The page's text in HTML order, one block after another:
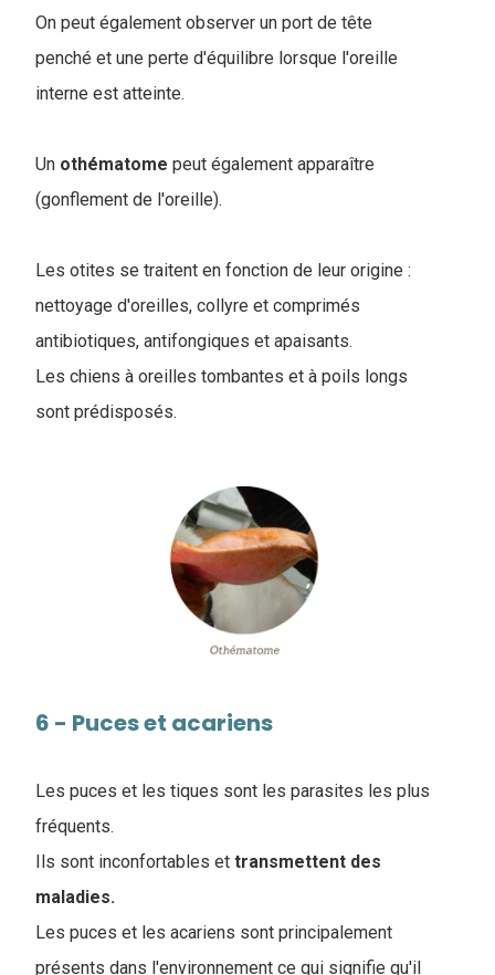
On peut également observer un port de tête
penché et une perte d'équilibre lorsque l'oreille
interne est atteinte.
Un othématome peut également apparaître
(gonflement de l'oreille).
Les otites se traitent en fonction de leur origine :
nettoyage d'oreilles, collyre et comprimés
antibiotiques, antifongiques et apaisants.
Les chiens à oreilles tombantes et à poils longs
sont prédisposés.
6 - Puces et acariens
Les puces et les tiques sont les parasites les plus
fréquents.
Ils sont inconfortables et transmettent des
maladies.
Les puces et les acariens sont principalement
présents dans l'environnement ce qui signifie qu'il